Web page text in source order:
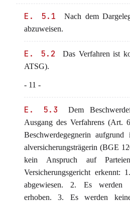
E. 5.1
Nach dem
abzuweisen.
E. 5.2
Das Verfahren ist
ATSG).
- 11 -
E. 5.3
Dem
Ausgang des Verfahrens
Beschwerdegegnerin
alversicherungsträgerin (BGE
kein Anspruch auf
Versicherungsgericht erkennt:
abgewiesen. 2. Es werden
erhoben. 3. Es werden keine